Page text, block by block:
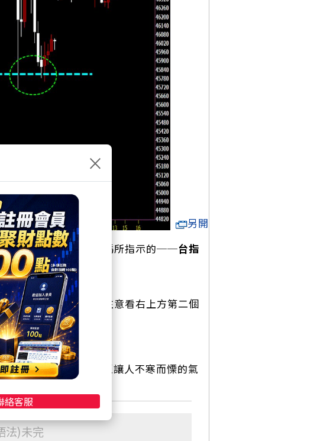
另開
，目標鎖定選擇權籌碼所指示的──台指
狠攻破了 46783（注意看右上方第二個
一股極度詭異、甚至讓人不寒而慄的氣
法)未完
×
絡客服